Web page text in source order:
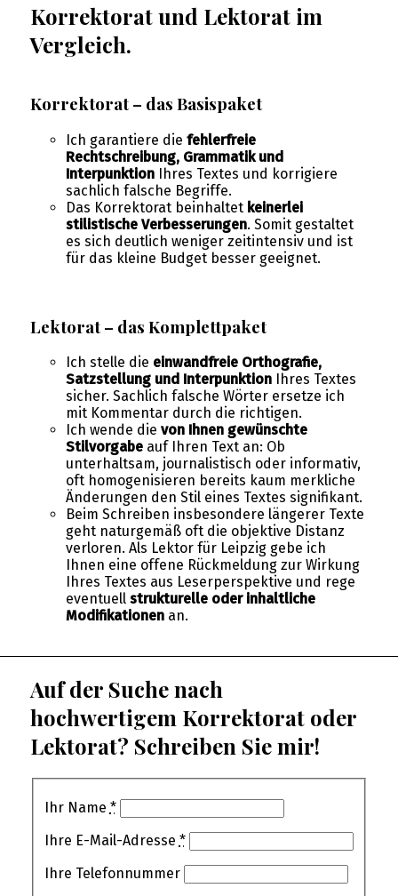
Korrektorat und Lektorat im
Vergleich.
Korrektorat – das Basispaket
Ich garantiere die fehlerfreie
Rechtschreibung, Grammatik und
InterpunktionIhres Textes und korrigiere
sachlich falsche Begriffe.
Das Korrektorat beinhaltet keinerlei
stilistische Verbesserungen. Somit gestaltet
es sich deutlich weniger zeitintensiv und ist
für das kleine Budget besser geeignet.
Lektorat – das Komplettpaket
Ich stelle die einwandfreie Orthografie,
Satzstellung und InterpunktionIhres Textes
sicher. Sachlich falsche Wörter ersetze ich
mit Kommentar durch die richtigen.
Ich wende die von Ihnen gewünschte
Stilvorgabeauf Ihren Text an: Ob
unterhaltsam, journalistisch oder informativ,
oft homogenisieren bereits kaum merkliche
Änderungen den Stil eines Textes signifikant.
Beim Schreiben insbesondere längerer Texte
geht naturgemäß oft die objektive Distanz
verloren. Als Lektor für Leipzig gebe ich
Ihnen eine offene Rückmeldung zur Wirkung
Ihres Textes aus Leserperspektive und rege
eventuell strukturelle oder inhaltliche
Modifikationenan.
Auf der Suche nach
hochwertigem Korrektorat oder
Lektorat? Schreiben Sie mir!
Ihr Name *
Ihre E-Mail-Adresse *
Ihre Telefonnummer